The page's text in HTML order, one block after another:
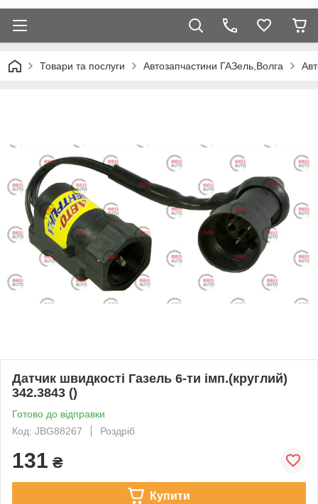
Товари та послуги Автозапчастини ГАЗель,Волга
Датчик швидкості Газель 6-ти імп.(круглий)
342.3843 ()
Готово до відправки
Код: JBG88267
Роздріб
131 ₴
Купити